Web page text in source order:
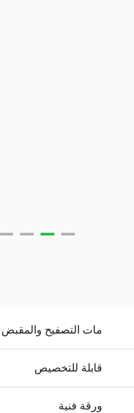
مات التصفيح والمقبض
قابلة للتخصيص
ورقة فنية